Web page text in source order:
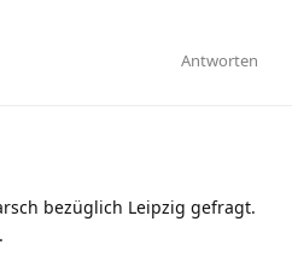
Antworten
bezüglich Leipzig gefragt.